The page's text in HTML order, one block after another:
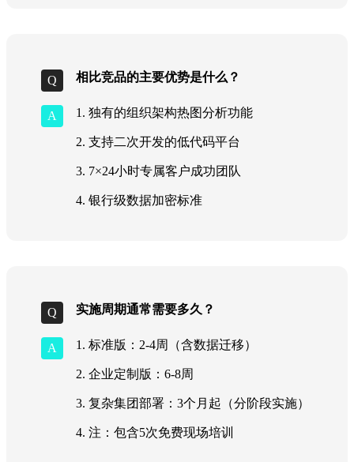
相比竞品的主要优势是什么？
1. 独有的组织架构热图分析功能
2. 支持二次开发的低代码平台
3. 7×24小时专属客户成功团队
4. 银行级数据加密标准
实施周期通常需要多久？
1. 标准版：2-4周（含数据迁移）
2. 企业定制版：6-8周
3. 复杂集团部署：3个月起（分阶段实施）
4. 注：包含5次免费现场培训